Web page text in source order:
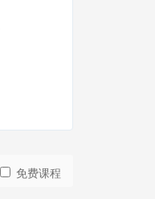
免费课程